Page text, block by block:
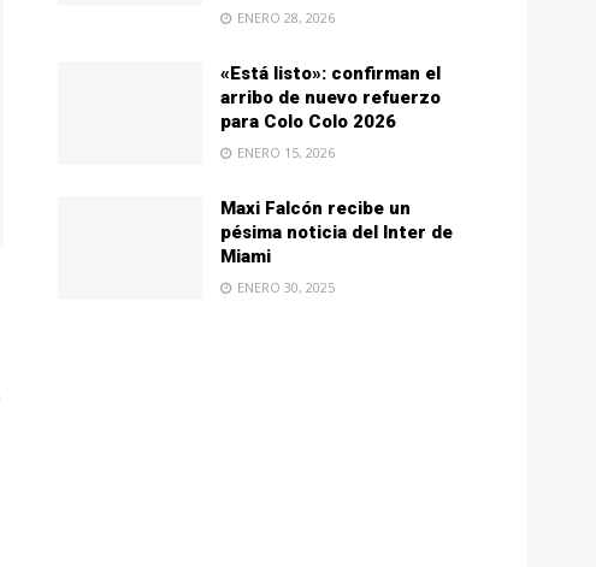
ENERO 28, 2026
«Está listo»: confirman el
arribo de nuevo refuerzo
para Colo Colo 2026
ENERO 15, 2026
Maxi Falcón recibe un
pésima noticia del Inter de
Miami
ENERO 30, 2025